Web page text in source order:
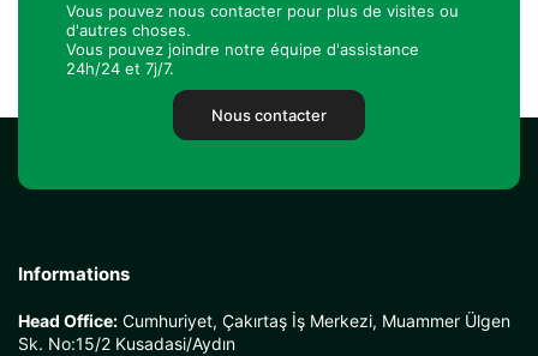
Vous pouvez nous contacter pour plus de visites ou
d'autres choses.
Vous pouvez joindre notre équipe d'assistance
24h/24 et 7j/7.
Nous contacter
Informations
Head Office: Cumhuriyet, Çakırtaş İş Merkezi, Muammer Ülgen
Sk. No:15/2 Kusadasi/Aydın